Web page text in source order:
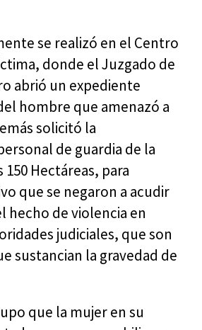
se realizó en el Centro
donde el Juzgado de
abrió un expediente
hombre que amenazó a
solicitó la
de guardia de la
Hectáreas, para
que se negaron a acudir
hecho de violencia en
judiciales, que son
sustancian la gravedad de
que la mujer en su